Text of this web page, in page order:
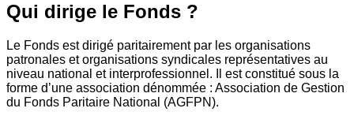
Qui dirige le Fonds ?
Le Fonds est dirigé paritairement par les organisations
patronales et organisations syndicales représentatives au
niveau national et interprofessionnel. Il est constitué sous la
forme d’une association dénommée : Association de Gestion
du Fonds Paritaire National (AGFPN).